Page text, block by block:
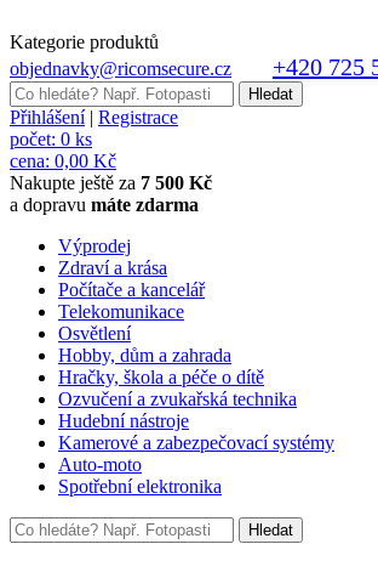
Kategorie produktů
objednavky@ricomsecure.cz
+420 725
Přihlášení| Registrace
počet: 0 ks
cena: 0,00 Kč
Nakupte ještě za 7 500 Kč
a dopravu máte zdarma
Výprodej
Zdraví a krása
Počítače a kancelář
Telekomunikace
Osvětlení
Hobby, dům a zahrada
Hračky, škola a péče o dítě
Ozvučení a zvukařská technika
Hudební nástroje
Kamerové a zabezpečovací systémy
Auto-moto
Spotřební elektronika